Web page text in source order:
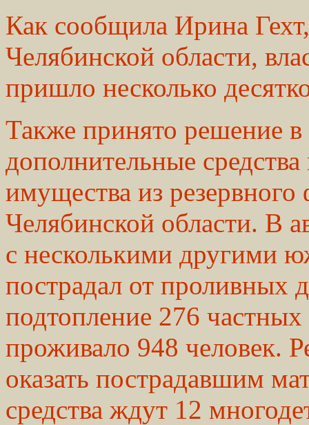
Как сообщила Ирина
Челябинской области,
пришло несколько
Также принято решение
дополнительные
имущества из резервного
Челябинской области. В
с несколькими другими
пострадал от проливных
подтопление 276
проживало 948 человек.
оказать пострадавшим
средства ждут 12